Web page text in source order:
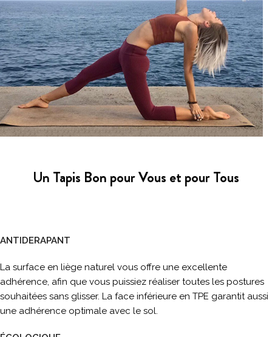
Un Tapis Bon pour Vous et pour Tous
ANTIDERAPANT
La surface en liège naturel vous offre une excellente
adhérence, afin que vous puissiez réaliser toutes les postures
souhaitées sans glisser. La face inférieure en TPE garantit aussi
une adhérence optimale avec le sol.